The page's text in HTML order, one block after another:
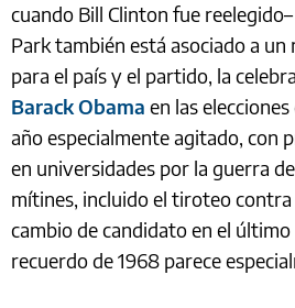
cuando Bill Clinton fue
Park también está asociado a
para el país y el partido, la
Barack Obama en las
año especialmente agitado, con
en universidades por la guerra
mítines, incluido el tiroteo
cambio de candidato en el
recuerdo de 1968 parece